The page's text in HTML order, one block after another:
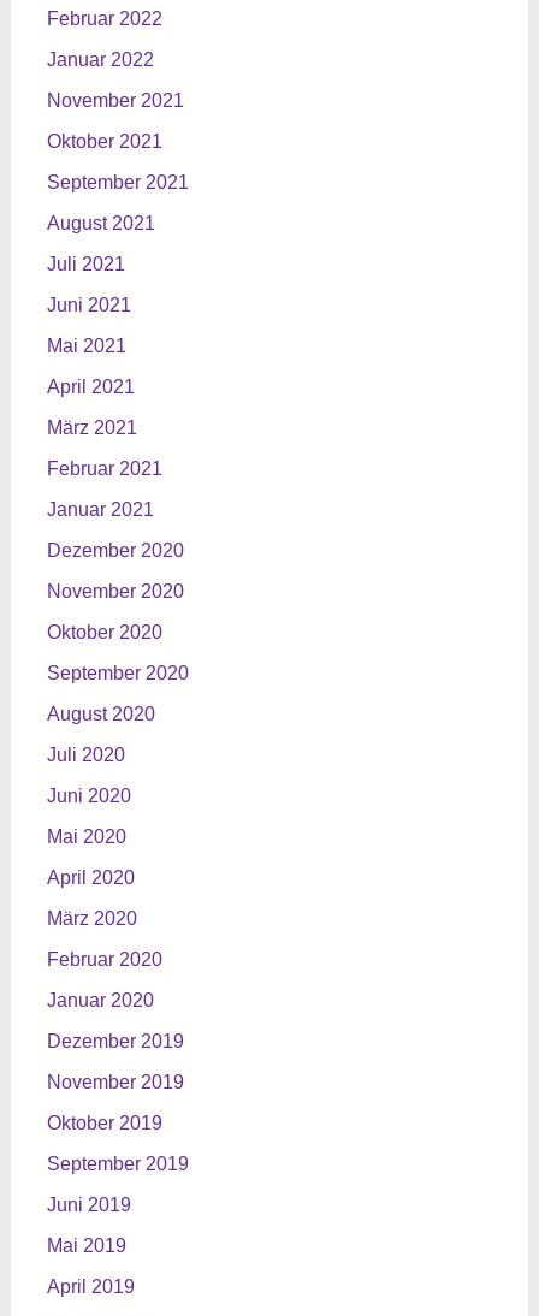
Februar 2022
Januar 2022
November 2021
Oktober 2021
September 2021
August 2021
Juli 2021
Juni 2021
Mai 2021
April 2021
März 2021
Februar 2021
Januar 2021
Dezember 2020
November 2020
Oktober 2020
September 2020
August 2020
Juli 2020
Juni 2020
Mai 2020
April 2020
März 2020
Februar 2020
Januar 2020
Dezember 2019
November 2019
Oktober 2019
September 2019
Juni 2019
Mai 2019
April 2019